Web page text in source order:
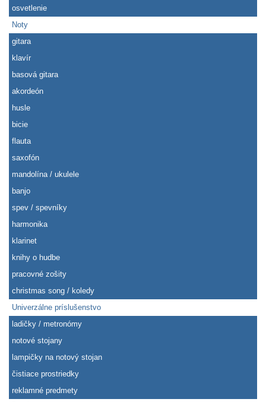
osvetlenie
Noty
gitara
klavír
basová gitara
akordeón
husle
bicie
flauta
saxofón
mandolína / ukulele
banjo
spev / spevníky
harmonika
klarinet
knihy o hudbe
pracovné zošity
christmas song / koledy
Univerzálne príslušenstvo
ladičky / metronómy
notové stojany
lampičky na notový stojan
čistiace prostriedky
reklamné predmety